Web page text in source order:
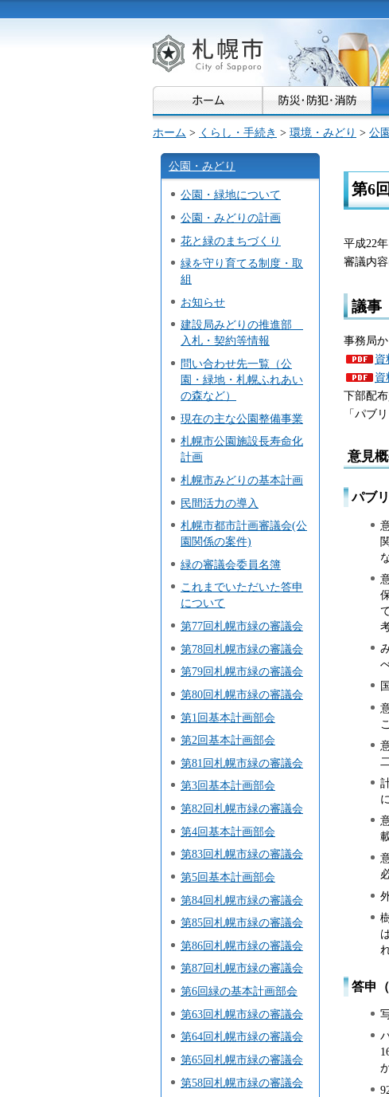
札幌市
ホーム > くらし・手続き > 環境・みどり > 公
公園・みどり
公園・緑地について
公園・みどりの計画
花と緑のまちづくり
緑を守り育てる制度・取
組
お知らせ
建設局みどりの推進部
入札・契約等情報
問い合わせ先一覧（公
園・緑地・札幌ふれあい
の森など）
現在の主な公園整備事業
札幌市公園施設長寿命化
計画
札幌市みどりの基本計画
民間活力の導入
札幌市都市計画審議会(公
園関係の案件)
緑の審議会委員名簿
これまでいただいた答申
について
第77回札幌市緑の審議会
第78回札幌市緑の審議会
第79回札幌市緑の審議会
第80回札幌市緑の審議会
第1回基本計画部会
第2回基本計画部会
第81回札幌市緑の審議会
第3回基本計画部会
第82回札幌市緑の審議会
第4回基本計画部会
第83回札幌市緑の審議会
第5回基本計画部会
第84回札幌市緑の審議会
第85回札幌市緑の審議会
第86回札幌市緑の審議会
第87回札幌市緑の審議会
第6回緑の基本計画部会
第63回札幌市緑の審議会
第64回札幌市緑の審議会
第65回札幌市緑の審議会
第58回札幌市緑の審議会
第6
平成22
審議内
議事
事務局か
資
資
下部配
「パブ
意見
パブ
答申